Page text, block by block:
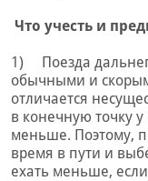
Что учесть и
1) Поезда
обычными и
отличается
в конечную точку
меньше. Поэтому,
время в пути и
ехать меньше,